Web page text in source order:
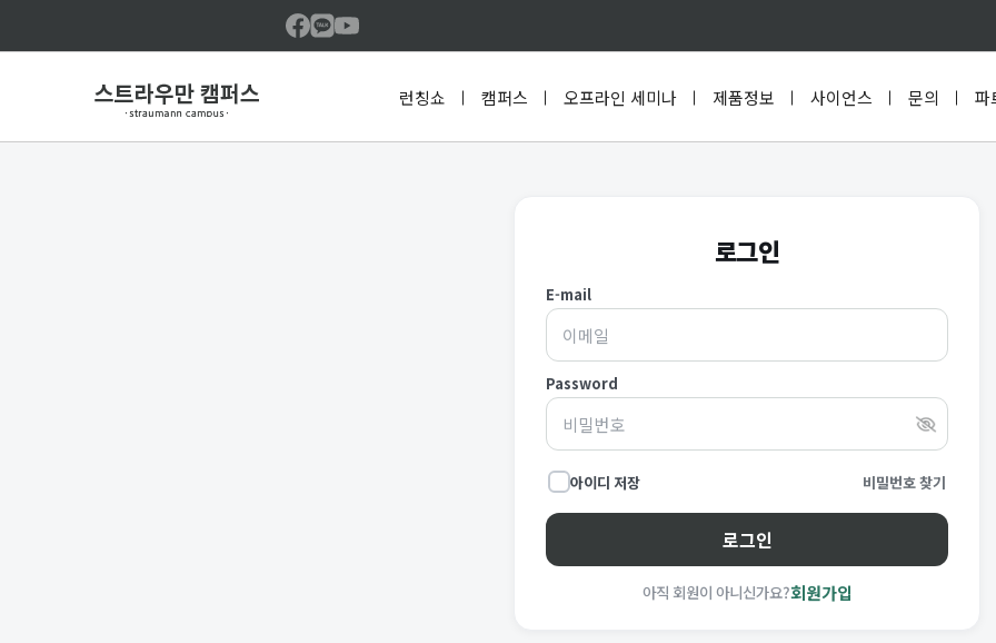
런칭쇼 캠퍼스 오프라인 세미나 제품정보 사이언스 문의 파
로그인
E-mail
Password
아이디 저장 비밀번호 찾기
로그인
아직 회원이 아니신가요?회원가입